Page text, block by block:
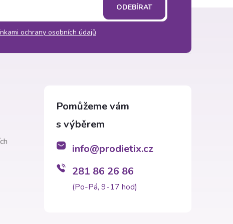
ochrany osobních údajů
ODEBÍRAT
info@prodietix.cz
281 86 26 86
(Po-Pá, 9-17 hod)